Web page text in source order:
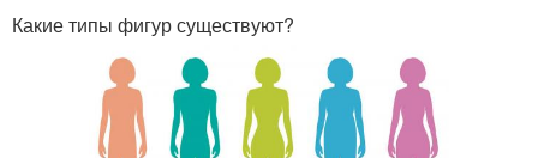
Какие типы фигур существуют?